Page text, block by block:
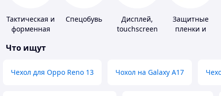
Тактическая и
форменная
Спецобувь
Дисплей,
touchscreen
Защитные
пленки и
Что ищут
Чехол для Oppo Reno 13 Чохол на Galaxy A17